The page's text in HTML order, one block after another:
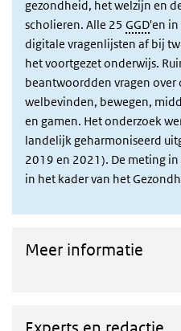
gezondheid, het welzijn en
scholieren. Alle 25 GGD'en
digitale vragenlijsten af bij
het voortgezet onderwijs.
beantwoordden vragen over
welbevinden, bewegen,
en gamen. Het onderzoek
landelijk geharmoniseerd
2019 en 2021). De meting
in het kader van het
Meer informatie